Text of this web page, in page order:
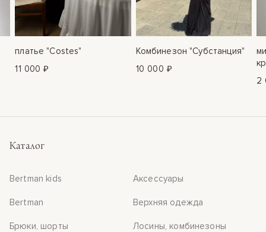
платье "Costes"
11 000 ₽
Комбинезон "Субстанция"
10 000 ₽
2
Каталог
Bertman kids
Bertman
Брюки, шорты
Аксессуары
Верхняя одежда
Лосины, комбинезоны